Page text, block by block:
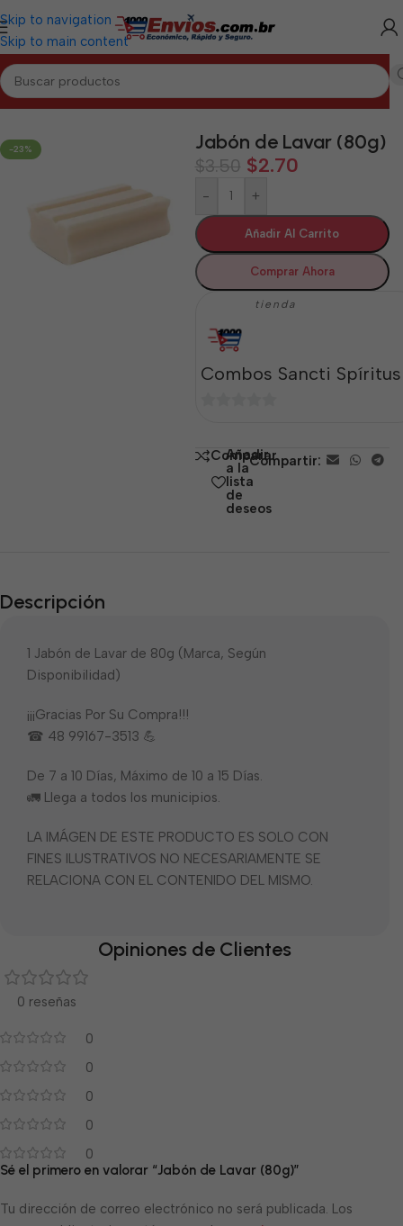
Skip to navigation
Skip to main content
/SANCTI SPÍRITUS/Aseo y Cuidado Personal Sancti Spíritus
-23% Jabón de Lavar (80g)
$3.50 $2.70
- +
Añadir Al Carrito
Comprar Ahora
tienda
Combos Sancti Spíritus
5 Comparar
Añadir
a la
lista
de
deseos
Compartir:
Descripción
1 Jabón de Lavar de 80g (Marca, Según
Disponibilidad)
¡¡¡Gracias Por Su Compra!!!
☎ 48 99167-3513 💪
De 7 a 10 Días, Máximo de 10 a 15 Días.
🚛 Llega a todos los municipios.
LA IMÁGEN DE ESTE PRODUCTO ES SOLO CON
FINES ILUSTRATIVOS NO NECESARIAMENTE SE
RELACIONA CON EL CONTENIDO DEL MISMO.
Opiniones de Clientes
0 reseñas
0
0
0
0
0
Sé el primero en valorar “Jabón de Lavar (80g)”
Tu dirección de correo electrónico no será publicada. Los